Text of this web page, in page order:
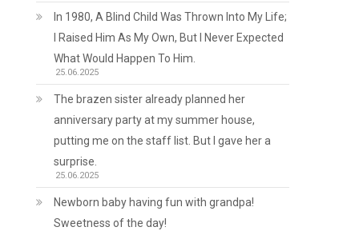
In 1980, A Blind Child Was Thrown Into My Life;
I Raised Him As My Own, But I Never Expected
What Would Happen To Him.
25.06.2025
The brazen sister already planned her
anniversary party at my summer house,
putting me on the staff list. But I gave her a
surprise.
25.06.2025
Newborn baby having fun with grandpa!
Sweetness of the day!